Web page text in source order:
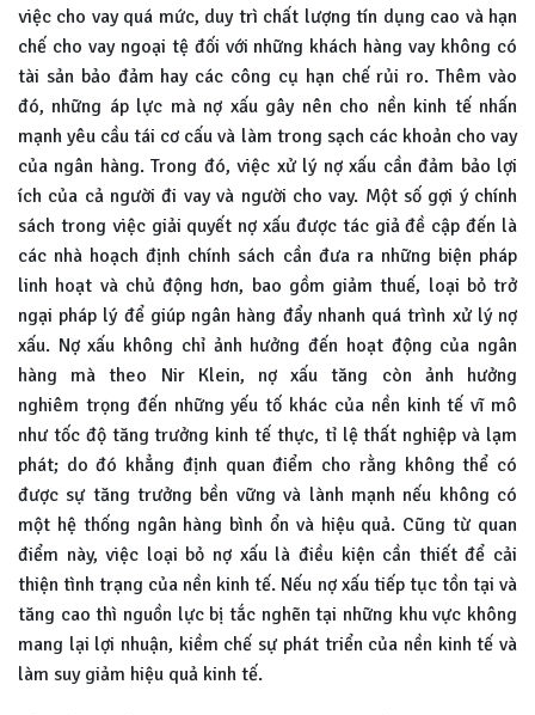
việc cho vay quá mức, duy trì chất lượng tín dụng cao và hạn
chế cho vay ngoại tệ đối với những khách hàng vay không có
tài sản bảo đảm hay các công cụ hạn chế rủi ro. Thêm vào
đó, những áp lực mà nợ xấu gây nên cho nền kinh tế nhấn
mạnh yêu cầu tái cơ cấu và làm trong sạch các khoản cho vay
của ngân hàng. Trong đó, việc xử lý nợ xấu cần đảm bảo lợi
ích của cả người đi vay và người cho vay. Một số gợi ý chính
sách trong việc giải quyết nợ xấu được tác giả đề cập đến là
các nhà hoạch định chính sách cần đưa ra những biện pháp
linh hoạt và chủ động hơn, bao gồm giảm thuế, loại bỏ trở
ngại pháp lý để giúp ngân hàng đẩy nhanh quá trình xử lý nợ
xấu. Nợ xấu không chỉ ảnh hưởng đến hoạt động của ngân
hàng mà theo Nir Klein, nợ xấu tăng còn ảnh hưởng
nghiêm trọng đến những yếu tố khác của nền kinh tế vĩ mô
như tốc độ tăng trưởng kinh tế thực, tỉ lệ thất nghiệp và lạm
phát; do đó khẳng định quan điểm cho rằng không thể có
được sự tăng trưởng bền vững và lành mạnh nếu không có
một hệ thống ngân hàng bình ổn và hiệu quả. Cũng từ quan
điểm này, việc loại bỏ nợ xấu là điều kiện cần thiết để cải
thiện tình trạng của nền kinh tế. Nếu nợ xấu tiếp tục tồn tại và
tăng cao thì nguồn lực bị tắc nghẽn tại những khu vực không
mang lại lợi nhuận, kiềm chế sự phát triển của nền kinh tế và
làm suy giảm hiệu quả kinh tế.